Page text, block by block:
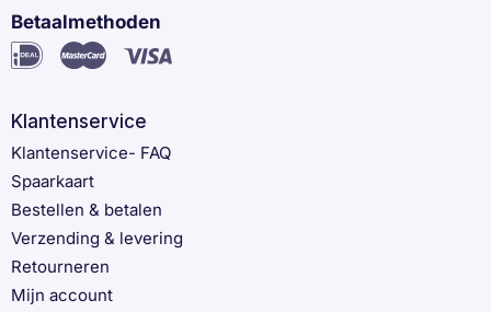
Betaalmethoden
Klantenservice
Klantenservice- FAQ
Spaarkaart
Bestellen & betalen
Verzending & levering
Retourneren
Mijn account